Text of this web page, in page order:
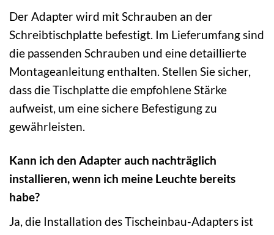
Der Adapter wird mit Schrauben an der
Schreibtischplatte befestigt. Im Lieferumfang sind
die passenden Schrauben und eine detaillierte
Montageanleitung enthalten. Stellen Sie sicher,
dass die Tischplatte die empfohlene Stärke
aufweist, um eine sichere Befestigung zu
gewährleisten.
Kann ich den Adapter auch nachträglich
installieren, wenn ich meine Leuchte bereits
habe?
Ja, die Installation des Tischeinbau-Adapters ist